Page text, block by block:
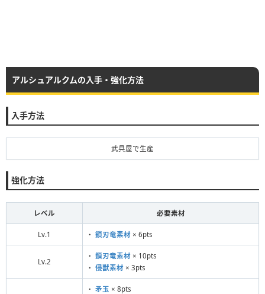
アルシュアルクムの入手・強化方法
入手方法
武具屋で生産
強化方法
レベル 必要素材
Lv.1 ・ 鎖刃竜素材 × 6pts
Lv.2
・ 鎖刃竜素材 × 10pts
・ 侵獣素材 × 3pts
・ 矛玉 × 8pts